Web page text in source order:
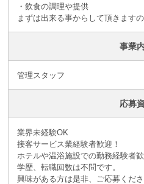
・飲食の調理や提供
まずは出来る事からして頂きます
事業
管理スタッフ
応募
業界未経験OK
接客サービス業経験者歓迎！
ホテルや温浴施設での勤務経験者歓
学歴、転職回数は不問です。
興味がある方は是非、ご応募くださ